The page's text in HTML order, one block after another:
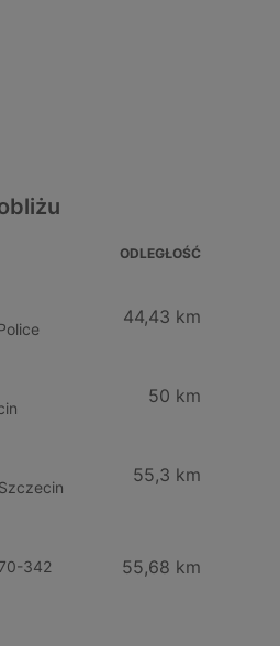
ODLEGŁOŚĆ
44,43 km
50 km
55,3 km
342
55,68 km